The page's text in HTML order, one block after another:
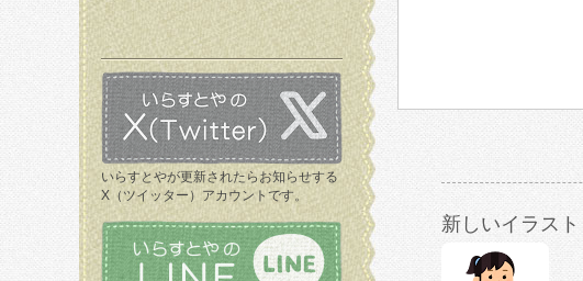
いらすとやが更新されたらお知らせする
X（ツイッター）アカウントです。
新しいイラスト